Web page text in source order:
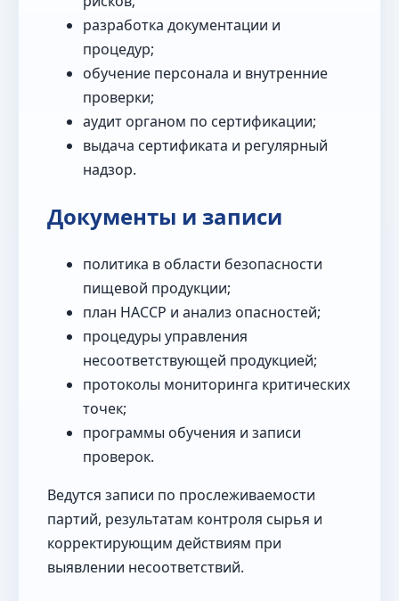
разработка документации и
процедур;
обучение персонала и внутренние
проверки;
аудит органом по сертификации;
выдача сертификата и регулярный
надзор.
Документы и записи
политика в области безопасности
пищевой продукции;
план HACCP и анализ опасностей;
процедуры управления
несоответствующей продукцией;
протоколы мониторинга критических
точек;
программы обучения и записи
проверок.
Ведутся записи по прослеживаемости
партий, результатам контроля сырья и
корректирующим действиям при
выявлении несоответствий.